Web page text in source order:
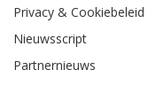
Privacy & Cookiebeleid
Nieuwsscript
Partnernieuws